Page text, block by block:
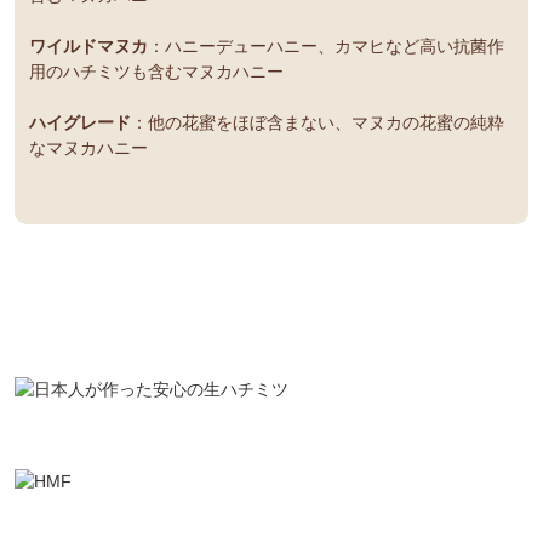
ワイルドマヌカ ：ハニーデューハニー、カマヒなど高い抗菌作
用のハチミツも含むマヌカハニー
ハイグレード ：他の花蜜をほぼ含まない、マヌカの花蜜の純粋
なマヌカハニー